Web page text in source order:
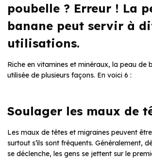
poubelle ? Erreur ! La
banane peut servir à
utilisations.
Riche en vitamines et minéraux, la peau de
utilisée de plusieurs façons. En voici 6 :
Soulager les maux de
Les maux de têtes et migraines peuvent
surtout s’ils sont fréquents. Généralement,
se déclenche, les gens se jettent sur le